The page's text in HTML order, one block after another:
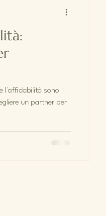
l'affidabilità sono
un partner per